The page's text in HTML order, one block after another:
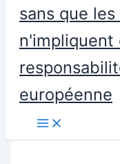
sans que
n'impliquent
européenne